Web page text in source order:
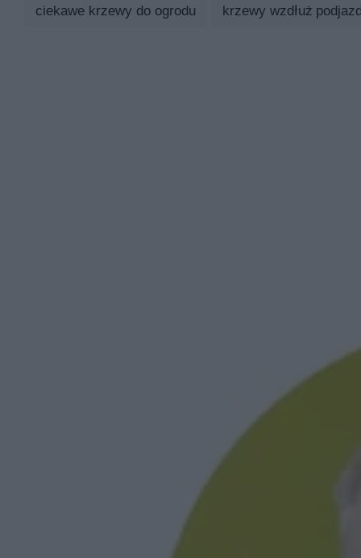
ciekawe krzewy do ogrodu krzewy wzdłuż